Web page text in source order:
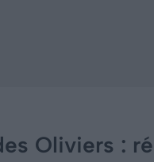
Oliviers :